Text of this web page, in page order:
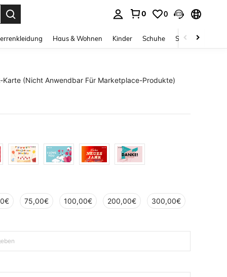
0 0
Haus & Wohnen Kinder Schuhe Schmuck &
Karte (Nicht Anwendbar Für Marketplace-Produkte)
75,00€ 100,00€ 200,00€ 300,00€